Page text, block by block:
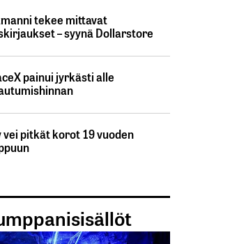
tekee mittavat
– syynä Dollarstore
painui jyrkästi alle
vei pitkät korot 19 vuoden